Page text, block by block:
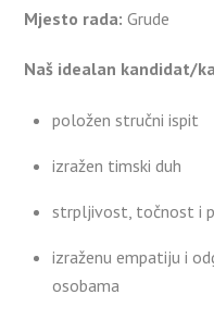
Mjesto rada: Grude
Naš idealan kandidat/
položen stručni ispit
izražen timski duh
strpljivost, točnost i
izraženu empatiju i
osobama